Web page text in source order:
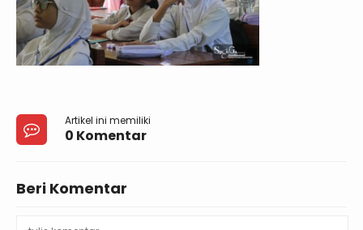
Artikel ini memiliki
0 Komentar
Beri Komentar